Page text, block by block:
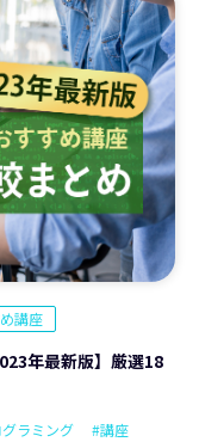
講座
年最新版】厳選18
ラミング #講座